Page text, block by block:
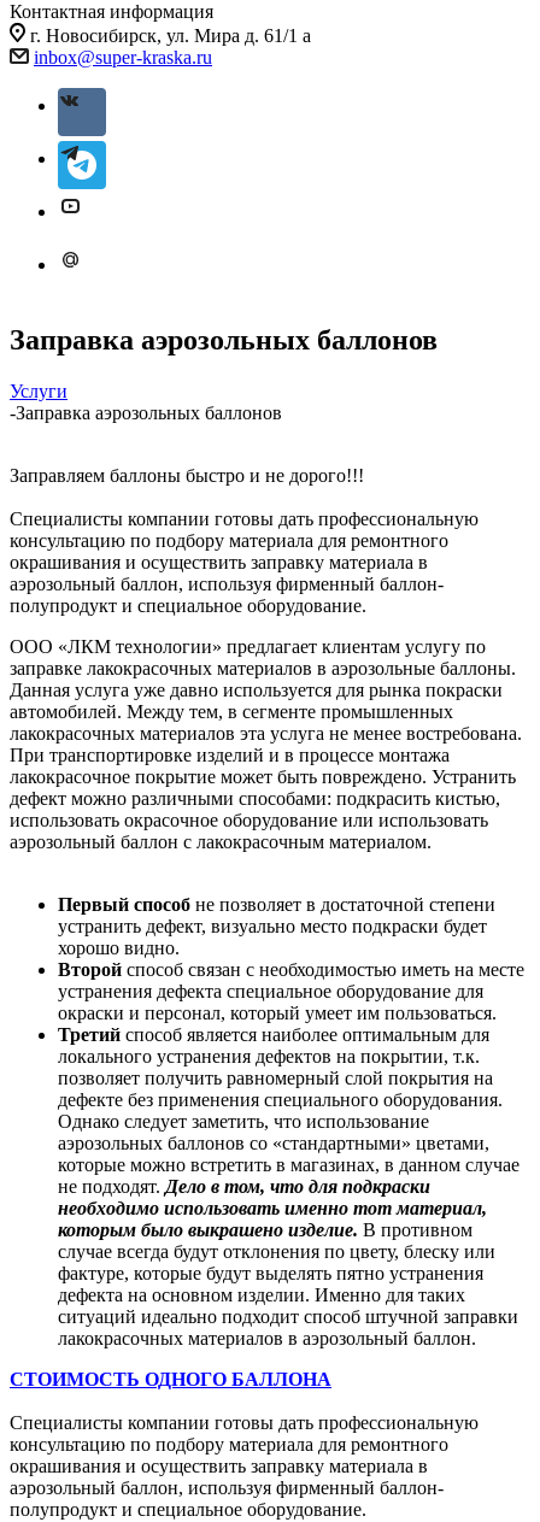
Контактная информация
г. Новосибирск, ул. Мира д. 61/1 а
inbox@super-kraska.ru
Заправка аэрозольных баллонов
Услуги
-Заправка аэрозольных баллонов
Заправляем баллоны быстро и не дорого!!!
Специалисты компании готовы дать профессиональную
консультацию по подбору материала для ремонтного
окрашивания и осуществить заправку материала в
аэрозольный баллон, используя фирменный баллон-
полупродукт и специальное оборудование.
ООО «ЛКМ технологии» предлагает клиентам услугу по
заправке лакокрасочных материалов в аэрозольные баллоны.
Данная услуга уже давно используется для рынка покраски
автомобилей. Между тем, в сегменте промышленных
лакокрасочных материалов эта услуга не менее востребована.
При транспортировке изделий и в процессе монтажа
лакокрасочное покрытие может быть повреждено. Устранить
дефект можно различными способами: подкрасить кистью,
использовать окрасочное оборудование или использовать
аэрозольный баллон с лакокрасочным материалом.
Первый способ не позволяет в достаточной степени
устранить дефект, визуально место подкраски будет
хорошо видно.
Второй способ связан с необходимостью иметь на месте
устранения дефекта специальное оборудование для
окраски и персонал, который умеет им пользоваться.
Третий способ является наиболее оптимальным для
локального устранения дефектов на покрытии, т.к.
позволяет получить равномерный слой покрытия на
дефекте без применения специального оборудования.
Однако следует заметить, что использование
аэрозольных баллонов со «стандартными» цветами,
которые можно встретить в магазинах, в данном случае
не подходят. Дело в том, что для подкраски
необходимо использовать именно тот материал,
которым было выкрашено изделие. В противном
случае всегда будут отклонения по цвету, блеску или
фактуре, которые будут выделять пятно устранения
дефекта на основном изделии. Именно для таких
ситуаций идеально подходит способ штучной заправки
лакокрасочных материалов в аэрозольный баллон.
СТОИМОСТЬ ОДНОГО БАЛЛОНА
Специалисты компании готовы дать профессиональную
консультацию по подбору материала для ремонтного
окрашивания и осуществить заправку материала в
аэрозольный баллон, используя фирменный баллон-
полупродукт и специальное оборудование.